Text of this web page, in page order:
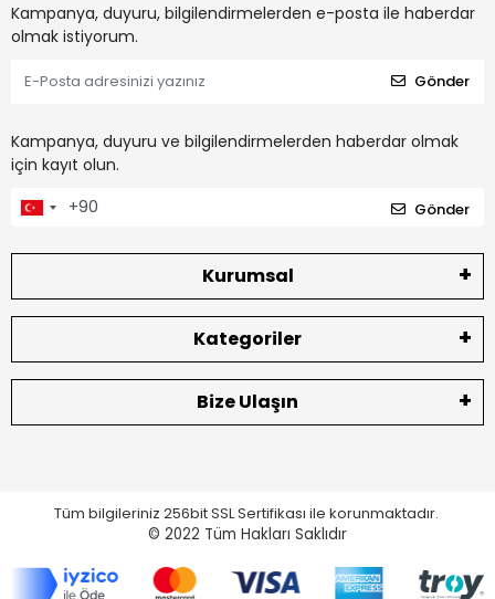
Kampanya, duyuru, bilgilendirmelerden e-posta ile haberdar
olmak istiyorum.
Gönder
Kampanya, duyuru ve bilgilendirmelerden haberdar olmak
için kayıt olun.
Gönder
Kurumsal
Kategoriler
Bize Ulaşın
Tüm bilgileriniz 256bit SSL Sertifikası ile korunmaktadır.
© 2022 Tüm Hakları Saklıdır